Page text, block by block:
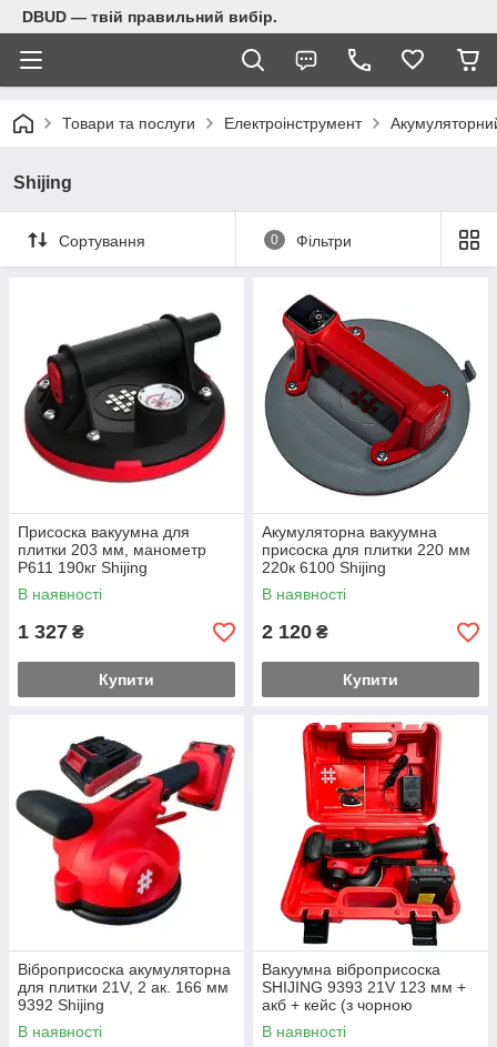
DBUD — твій правильний вибір.
Товари та послуги Електроінструмент
Shijing
Сортування 0 Фільтри
Присоска вакуумна для
плитки 203 мм, манометр
P611 190кг Shijing
В наявності
1 327 ₴
Купити
Акумуляторна вакуумна
присоска для плитки 220 мм
220к 6100 Shijing
В наявності
2 120 ₴
Купити
Віброприсоска акумуляторна
для плитки 21V, 2 ак. 166 мм
9392 Shijing
В наявності
Вакуумна віброприсоска
SHIJING 9393 21V 123 мм +
акб + кейс (з чорною
резинкою)
В наявності